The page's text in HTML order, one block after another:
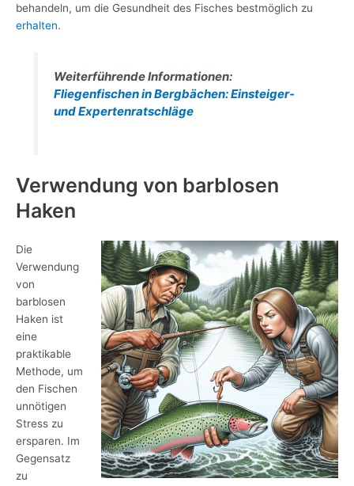
behandeln, um die Gesundheit des Fisches bestmöglich zu
erhalten.
Weiterführende Informationen:
Fliegenfischen in Bergbächen: Einsteiger-
und Expertenratschläge
Verwendung von barblosen
Haken
Die
Verwendung
von
barblosen
Haken ist
eine
praktikable
Methode, um
den Fischen
unnötigen
Stress zu
ersparen. Im
Gegensatz
zu